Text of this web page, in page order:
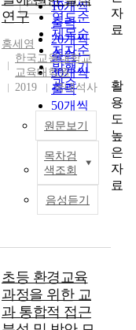
연도순
제목순
저자순
발행기
관순
10개씩
출력
20개씩
출력
30개씩
출력
50개씩
출력
100개씩
출력
연구
홍세영
한국교원대학교
교육대학원
2019
국내석사
원문보기
목차검
색조회
음성듣기
초등 환경교육
과정을 위한 교
과 통합적 접근
자
료
활
용
도
높
은
자
료